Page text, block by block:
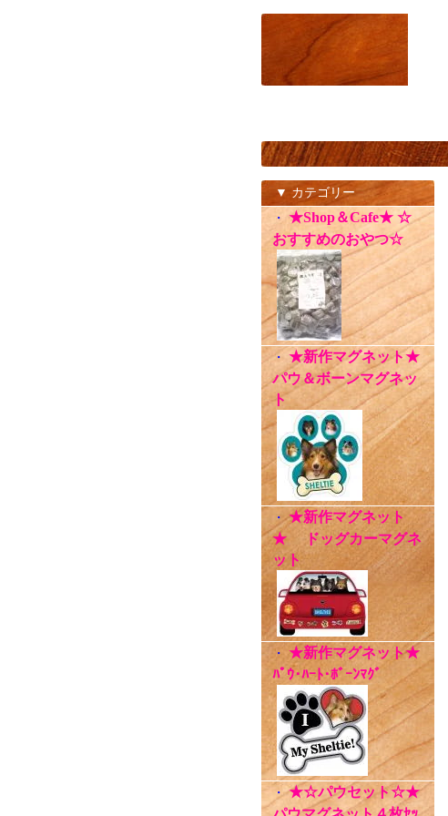
▼ カテゴリー
・ ★Shop＆Cafe★ ☆
おすすめのおやつ☆
・ ★新作マグネット★
パウ＆ボーンマグネッ
ト
・★新作マグネット
★ ドッグカーマグネ
ット
・ ★新作マグネット★
ﾊﾟｳ･ﾊｰﾄ･ﾎﾞｰﾝﾏｸﾞ
・★☆パウセット☆★